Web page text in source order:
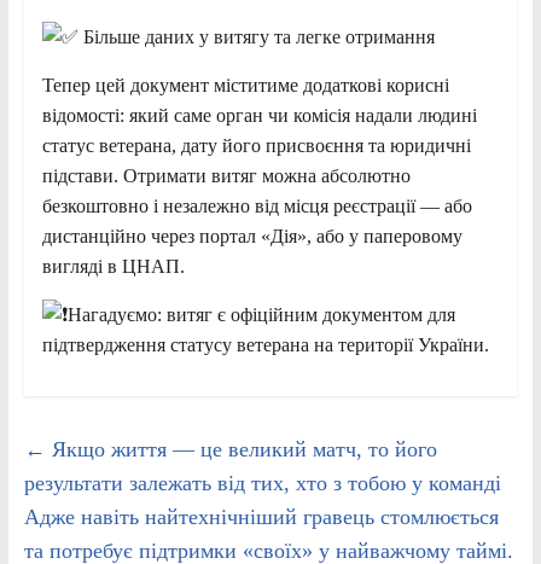
Більше даних у витягу та легке отримання
Тепер цей документ міститиме додаткові корисні
відомості: який саме орган чи комісія надали людині
статус ветерана, дату його присвоєння та юридичні
підстави. Отримати витяг можна абсолютно
безкоштовно і незалежно від місця реєстрації — або
дистанційно через портал «Дія», або у паперовому
вигляді в ЦНАП.
Нагадуємо: витяг є офіційним документом для
підтвердження статусу ветерана на території України.
← Якщо життя — це великий матч, то його
результати залежать від тих, хто з тобою у команді
Адже навіть найтехнічніший гравець стомлюється
та потребує підтримки «своїх» у найважчому таймі.